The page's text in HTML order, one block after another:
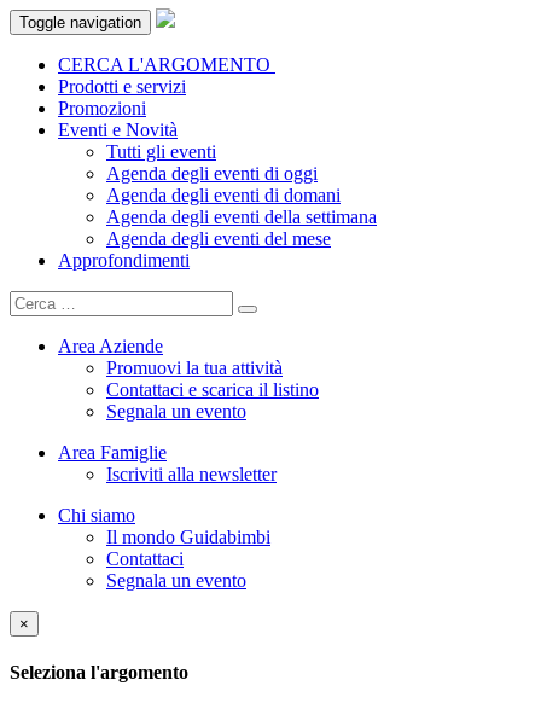
Toggle navigation
CERCA L'ARGOMENTO
Prodotti e servizi
Promozioni
Eventi e Novità
Tutti gli eventi
Agenda degli eventi di oggi
Agenda degli eventi di domani
Agenda degli eventi della settimana
Agenda degli eventi del mese
Approfondimenti
Area Aziende
Promuovi la tua attività
Contattaci e scarica il listino
Segnala un evento
Area Famiglie
Iscriviti alla newsletter
Chi siamo
Il mondo Guidabimbi
Contattaci
Segnala un evento
×
Seleziona l'argomento